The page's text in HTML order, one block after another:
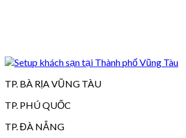
TP. BÀ RỊA VŨNG TÀU
TP. PHÚ QUỐC
TP. ĐÀ NẴNG